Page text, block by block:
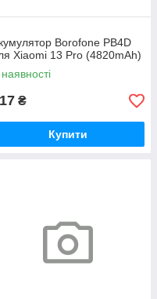
Borofone PB4D
Xiaomi 13 Pro (4820mAh)
₴
Купити